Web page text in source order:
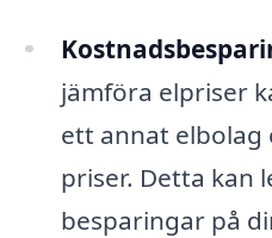
jämföra elpriser
ett annat
priser. Detta kan
besparingar på